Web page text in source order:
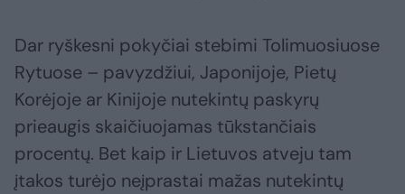
Dar ryškesni pokyčiai stebimi Tolimuosiuose
Rytuose – pavyzdžiui, Japonijoje, Pietų
Korėjoje ar Kinijoje nutekintų paskyrų
prieaugis skaičiuojamas tūkstančiais
procentų. Bet kaip ir Lietuvos atveju tam
įtakos turėjo neįprastai mažas nutekintų